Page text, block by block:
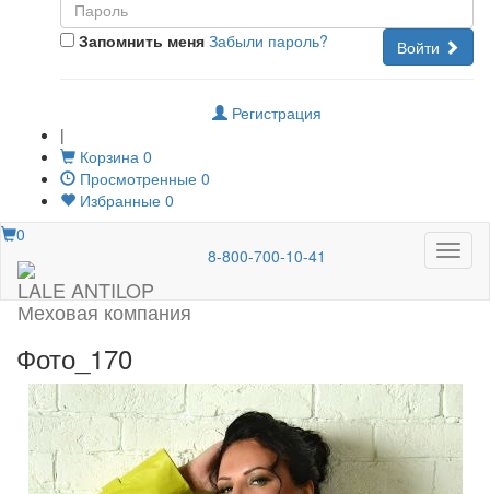
Запомнить меня Войти
Забыли пароль?
Регистрация
|
Корзина 0
Просмотренные 0
Избранные 0
Меню
0
LALE ANTILOP
Меховая компания
8-800-700-10-41
Фото_170